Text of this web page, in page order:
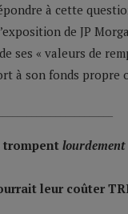
à cette
de JP
ses « valeurs de
à son fonds propre
trompent lourdement
leur coûter